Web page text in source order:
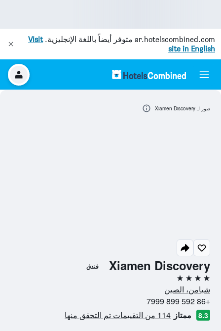
ar.hotelscombined.com متوفر أيضاً باللغة الإنجليزية.Visit
site in English
Xiamen Discovery فندق
4 نجوم
شيامن، الصين
+86 592 899 7999
8.3 ممتاز 114 من التقييمات تم التحقق منها
صور لـ Xiamen Discovery